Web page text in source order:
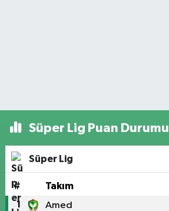
Süper Lig Puan Durumu
Süper Lig
# Takım
1 Amed